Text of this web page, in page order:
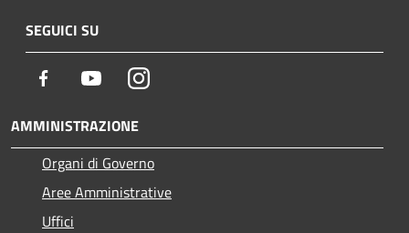
SEGUICI SU
Facebook YoutubeInstagram
AMMINISTRAZIONE
Organi di Governo
Aree Amministrative
Uffici